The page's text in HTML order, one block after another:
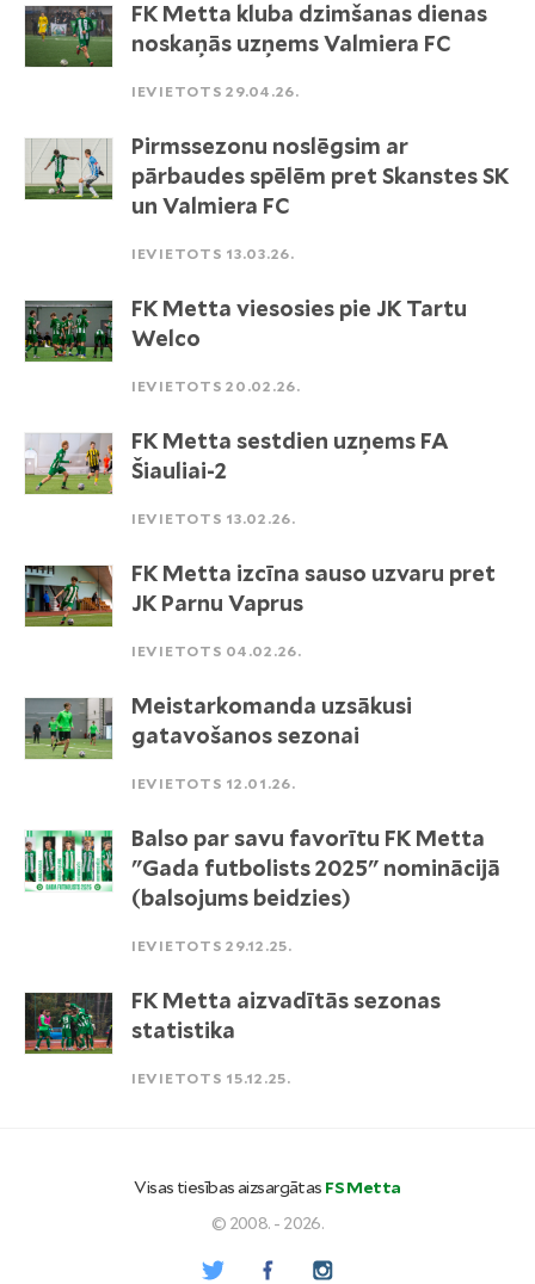
FK Metta kluba dzimšanas dienas
noskaņās uzņems Valmiera FC
IEVIETOTS 29.04.26.
Pirmssezonu noslēgsim ar
pārbaudes spēlēm pret Skanstes SK
un Valmiera FC
IEVIETOTS 13.03.26.
FK Metta viesosies pie JK Tartu
Welco
IEVIETOTS 20.02.26.
FK Metta sestdien uzņems FA
Šiauliai-2
IEVIETOTS 13.02.26.
FK Metta izcīna sauso uzvaru pret
JK Parnu Vaprus
IEVIETOTS 04.02.26.
Meistarkomanda uzsākusi
gatavošanos sezonai
IEVIETOTS 12.01.26.
Balso par savu favorītu FK Metta
"Gada futbolists 2025" nominācijā
(balsojums beidzies)
IEVIETOTS 29.12.25.
FK Metta aizvadītās sezonas
statistika
IEVIETOTS 15.12.25.
Visas tiesības aizsargātas FS Metta
© 2008. - 2026.